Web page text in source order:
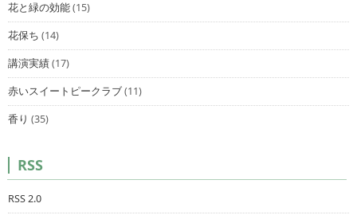
花と緑の効能(15)
花保ち (14)
講演実績(17)
赤いスイートピークラブ(11)
香り (35)
RSS
RSS 2.0